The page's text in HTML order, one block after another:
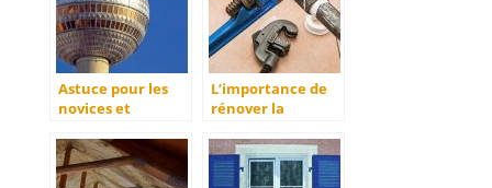
Astuce pour les
novices et
L’importance de
rénover la